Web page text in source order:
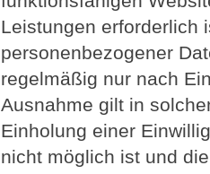
Leistungen erforderlich
personenbezogener
regelmäßig nur nach
Ausnahme gilt in
Einholung einer
nicht möglich ist und